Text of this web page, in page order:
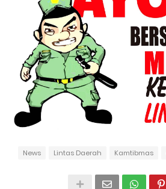
Kamtibmas
Lintas Daerah
News